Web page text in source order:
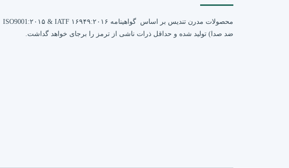
ضد صدا) تولید شده و حداقل ذرات ناشی از ترمز را برجای خواهد گداشت.